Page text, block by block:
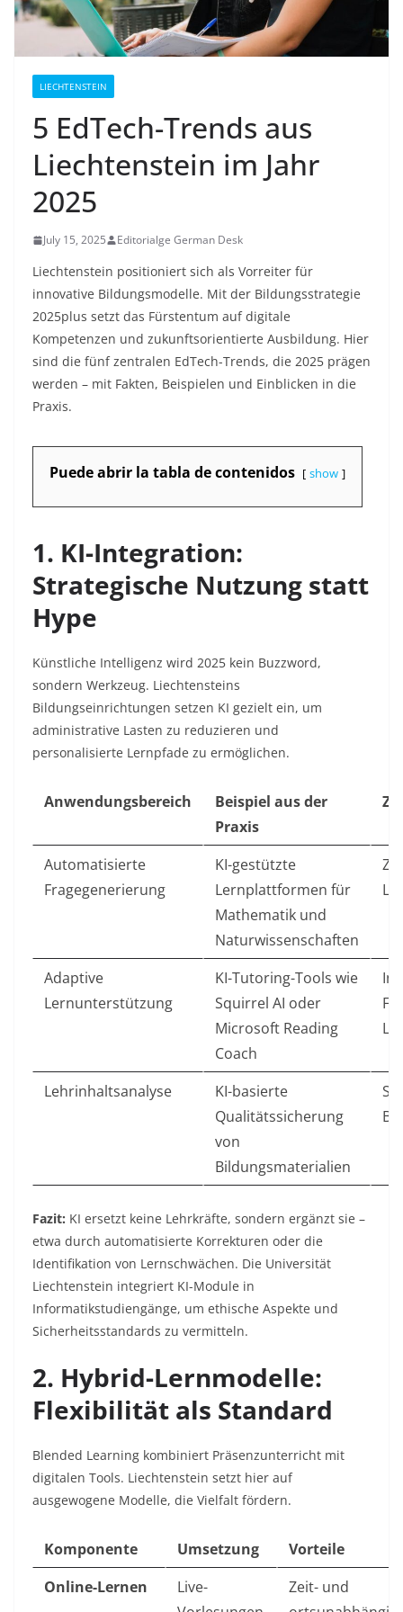
LIECHTENSTEIN
5 EdTech-Trends aus
Liechtenstein im Jahr
2025
July 15, 2025 Editorialge German Desk
Liechtenstein positioniert sich als Vorreiter für
innovative Bildungsmodelle. Mit der Bildungsstrategie
2025plus setzt das Fürstentum auf digitale
Kompetenzen und zukunftsorientierte Ausbildung. Hier
sind die fünf zentralen EdTech-Trends, die 2025 prägen
werden – mit Fakten, Beispielen und Einblicken in die
Praxis.
Puede abrir la tabla de contenidos show
1. KI-Integration:
Strategische Nutzung statt
Hype
Künstliche Intelligenz wird 2025 kein Buzzword,
sondern Werkzeug. Liechtensteins
Bildungseinrichtungen setzen KI gezielt ein, um
administrative Lasten zu reduzieren und
personalisierte Lernpfade zu ermöglichen.
Anwendungsbereich
Beispiel aus der
Praxis
Automatisierte
Fragegenerierung
KI-gestützte
Lernplattformen für
Mathematik und
Naturwissenschaften
Adaptive
Lernunterstützung
KI-Tutoring-Tools wie
Squirrel AI oder
Microsoft Reading
Coach
Lehrinhaltsanalyse
KI-basierte
Qualitätssicherung
von
Bildungsmaterialien
Fazit: KI ersetzt keine Lehrkräfte, sondern ergänzt sie –
etwa durch automatisierte Korrekturen oder die
Identifikation von Lernschwächen. Die Universität
Liechtenstein integriert KI-Module in
Informatikstudiengänge, um ethische Aspekte und
Sicherheitsstandards zu vermitteln.
2. Hybrid-Lernmodelle:
Flexibilität als Standard
Blended Learning kombiniert Präsenzunterricht mit
digitalen Tools. Liechtenstein setzt hier auf
ausgewogene Modelle, die Vielfalt fördern.
Komponente Umsetzung
Vorteile
Online-Lernen
Live-
Zeit- und